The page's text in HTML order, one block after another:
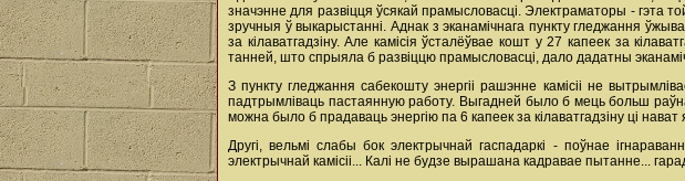
значэнне для развіцця ўсякай прамысловасці. Электраматоры - гэта
зручныя ў выкарыстанні. Аднак з эканамічнага пункту гледжання
за кілават­гадзіну. Але камісія ўсталёўвае кошт у 27 капеек за
танней, што спрыяла б развіццю прамысловасці, дало дадатны
З пункту гледжання сабекошту энергіі рашэнне камісіі не
падтрымліваць пастаянную работу. Выгадней было б мець больш
можна было б прадаваць энергію па 6 капеек за кілават­гадзіну ці
Другі, вельмі слабы бок электрычнай гаспадаркі - поўнае
электрычнай камісіі... Калі не будзе вырашана кадравае пытанне...